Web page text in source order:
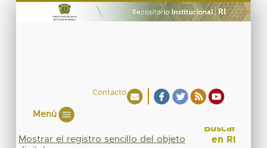
Contacto
Menú
Mostrar el registro sencillo del objeto
Buscar
en RI